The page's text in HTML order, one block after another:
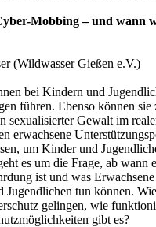
Mobbing – und wann
(Wildwasser Gießen e.V.)
bei Kindern und
führen. Ebenso können
sexualisierter Gewalt im
erwachsene
um Kinder und
es um die Frage, ab wann
ist und was
Jugendlichen tun können.
gelingen, wie
gibt es?